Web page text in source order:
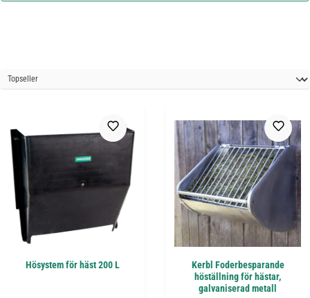
Hösystem för häst 200 L
Kerbl Foderbesparande
höställning för hästar,
galvaniserad metall